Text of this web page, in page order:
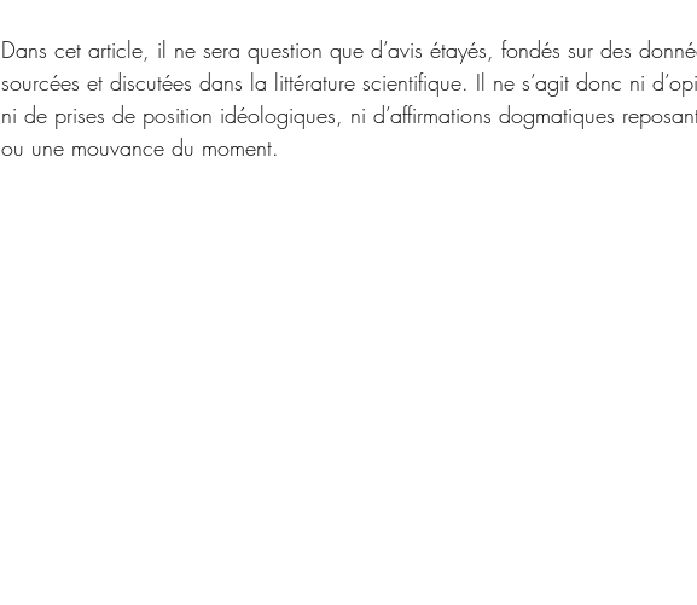
Dans cet article, il ne sera question que d’avis étayés, fondés sur des
sourcées et discutées dans la littérature scientifique. Il ne s’agit donc ni
ni de prises de position idéologiques, ni d’affirmations dogmatiques
ou une mouvance du moment.